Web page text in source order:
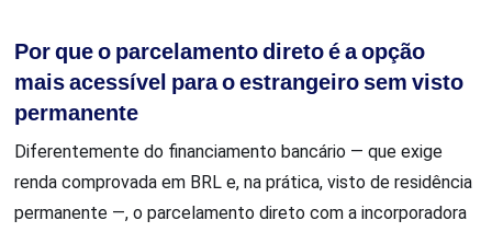
Por que o parcelamento direto é a opção
mais acessível para o estrangeiro sem visto
permanente
Diferentemente do financiamento bancário — que exige
renda comprovada em BRL e, na prática, visto de residência
permanente —, o parcelamento direto com a incorporadora